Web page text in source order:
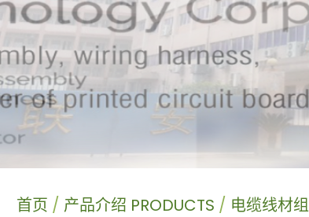
首页 产品介绍 PRODUCTS
电缆线材